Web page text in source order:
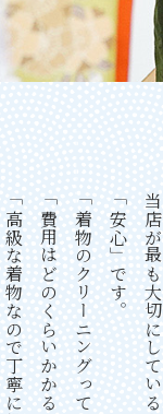
「安心」です。